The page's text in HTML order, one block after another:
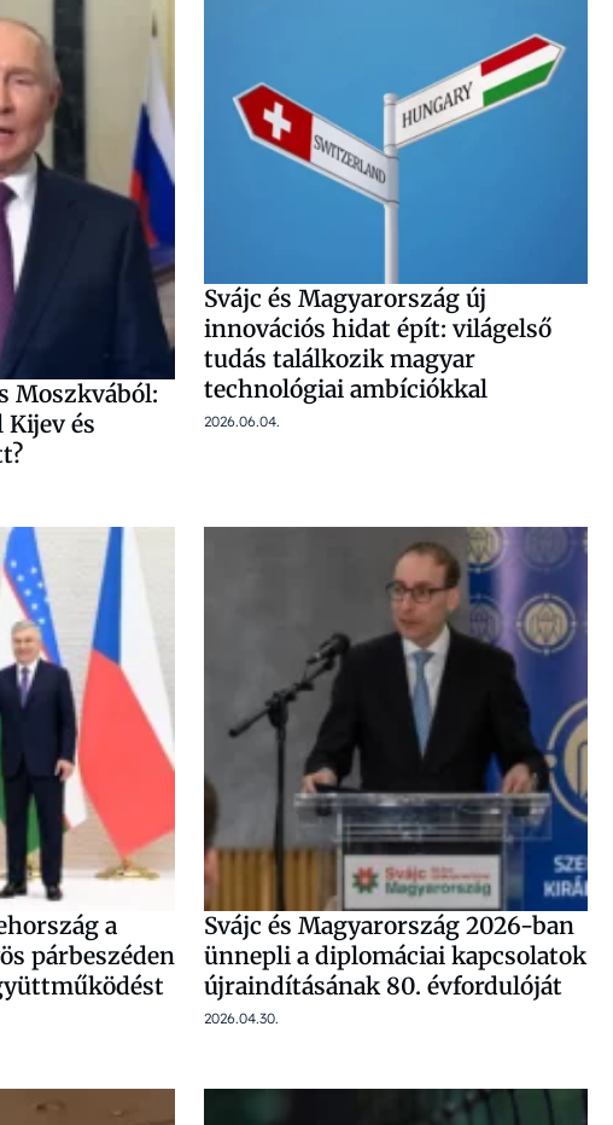
Moszkvából:
és
Svájc és Magyarország új
innovációs hidat épít: világelső
tudás találkozik magyar
technológiai ambíciókkal
2026.06.04.
a
párbeszéden
Svájc és Magyarország 2026-ban
ünnepli a diplomáciai kapcsolatok
újraindításának 80. évfordulóját
2026.04.30.